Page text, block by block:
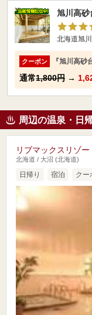
旭川高砂
北海道旭
クーポン 『旭川高砂
通常1,800円 →
周辺の温泉・日
リブマックスリゾ
北海道 / 大沼 (北海道)
日帰り 宿泊 クー